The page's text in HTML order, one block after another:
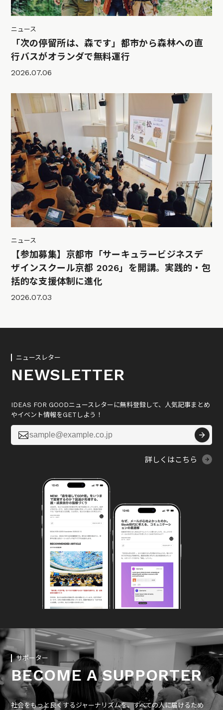
ニュース
「次の停留所は、森です」都市から森林への直
行バスがオランダで無料運行
2026.07.06
ニュース
【参加募集】京都市「サーキュラービジネスデ
ザインスクール京都 2026」を開講。実践的・包
括的な支援体制に進化
2026.07.03
ニュースレター
NEWSLETTER
IDEAS FOR GOODニュースレターに無料登録して、人気記事まとめ
やイベント情報をGETしよう！

詳しくはこちら
サポーター
BECOME A SUPPORTER
社会をもっと良くするジャーナリズムを、すべての人に届けるため